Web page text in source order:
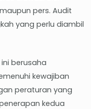
pers. Audit
yang perlu diambil
ini berusaha
kewajiban
peraturan yang
kedua